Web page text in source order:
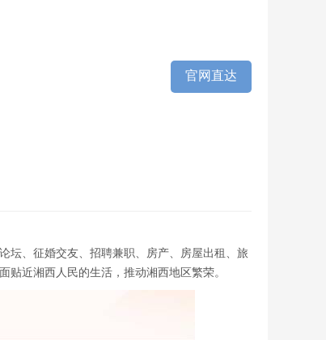
官网直达
坛、征婚交友、招聘兼职、房产、房屋出租、旅
近湘西人民的生活，推动湘西地区繁荣。